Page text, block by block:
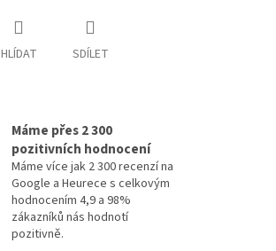
HLÍDAT SDÍLET
Máme přes 2 300
pozitivních hodnocení
Máme více jak 2 300 recenzí na
Google a Heurece s celkovým
hodnocením 4,9 a 98%
zákazníků nás hodnotí
pozitivně.